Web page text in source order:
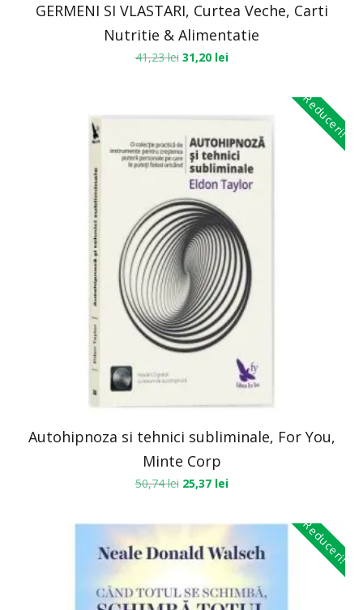
GERMENI SI VLASTARI, Curtea Veche, Carti
Nutritie & Alimentatie
41,23lei 31,20 lei
Reduceri!
Autohipnoza si tehnici subliminale, For You,
Minte Corp
50,74lei 25,37 lei
Reduceri!